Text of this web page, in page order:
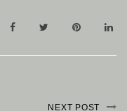
NEXT POST